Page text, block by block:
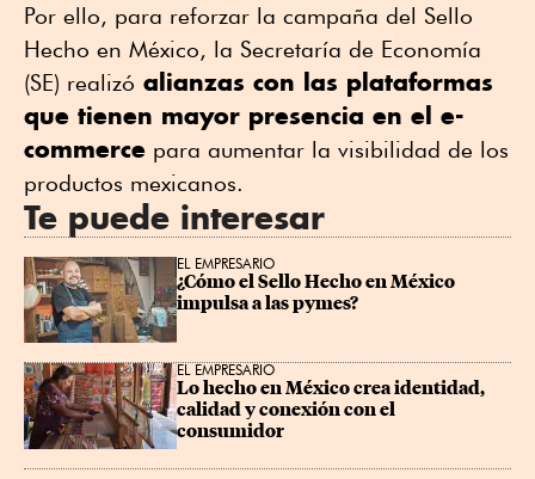
Por ello, para reforzar la campaña del Sello
Hecho en México, la Secretaría de Economía
(SE) realizó alianzas con las plataformas
que tienen mayor presencia en el e-
commerce para aumentar la visibilidad de los
productos mexicanos.
Te puede interesar
EL EMPRESARIO
¿Cómo el Sello Hecho en México
impulsa a las pymes?
EL EMPRESARIO
Lo hecho en México crea identidad,
calidad y conexión con el
consumidor